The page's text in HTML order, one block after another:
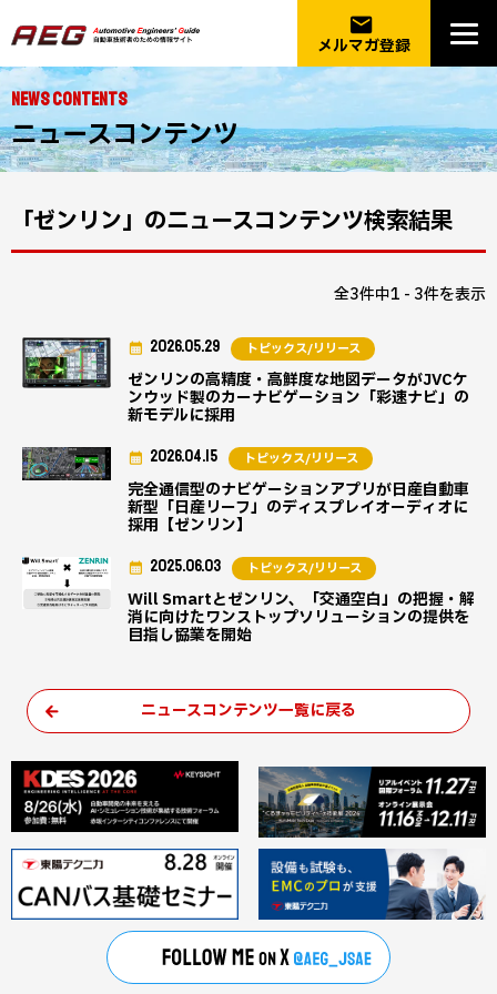
email
メルマガ登録
NEWS CONTENTS
ニュースコンテンツ
「ゼンリン」のニュースコンテンツ検索結果
全3件中1 - 3件を表示
ゼンリンの高精度・高鮮度な地図データがJVCケ
ンウッド製のカーナビゲーション「彩速ナビ」の
新モデルに採用
2026.05.29 トピックス/リリース
完全通信型のナビゲーションアプリが日産自動車
新型「日産リーフ」のディスプレイオーディオに
採用【ゼンリン】
2026.04.15 トピックス/リリース
Will Smartとゼンリン、「交通空白」の把握・解
消に向けたワンストップソリューションの提供を
目指し協業を開始
2025.06.03 トピックス/リリース
ニュースコンテンツ一覧に戻る